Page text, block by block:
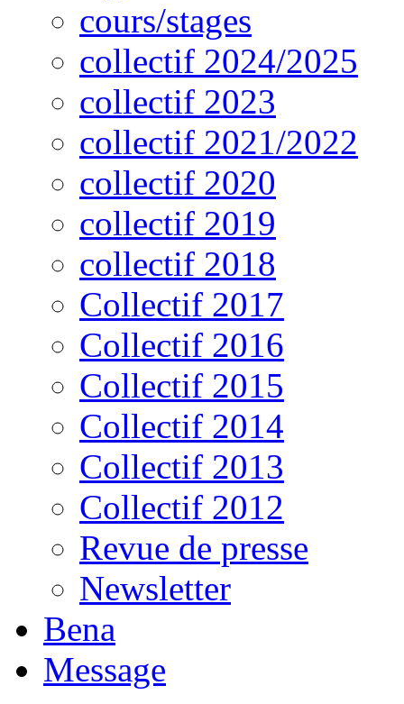
cours/stages
collectif 2024/2025
collectif 2023
collectif 2021/2022
collectif 2020
collectif 2019
collectif 2018
Collectif 2017
Collectif 2016
Collectif 2015
Collectif 2014
Collectif 2013
Collectif 2012
Revue de presse
Newsletter
Bena
Message